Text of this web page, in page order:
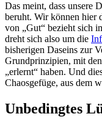
Das meint, dass unsere
beruht. Wir können hier
von „Gut“ bezieht sich
dreht sich also um die
bisherigen Daseins zur
Grundprinzipien, mit
„erlernt“ haben. Und
Chaosgefüge, aus dem
Unbedingtes